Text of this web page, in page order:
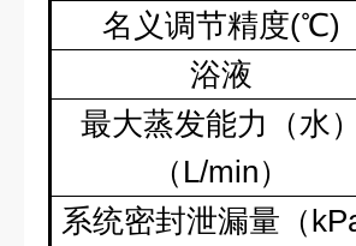
名义调节精度(℃)
浴液
最大蒸发能力（水）
（ L/min）
系统密封泄漏量（